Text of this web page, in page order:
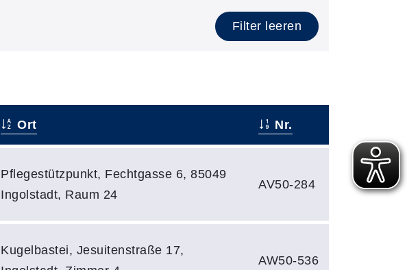
Filter leeren
Ort Nr.
Pflegestützpunkt, Fechtgasse 6, 85049
Ingolstadt, Raum 24
AV50-284
Kugelbastei, Jesuitenstraße 17,
AW50-536